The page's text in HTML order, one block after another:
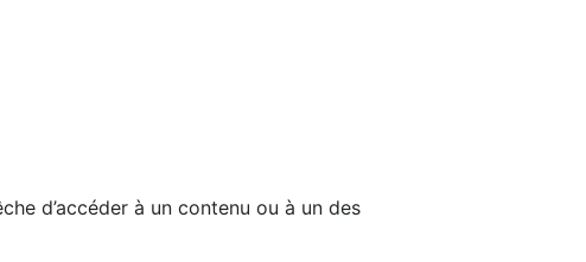
d’accéder à un contenu ou à un des